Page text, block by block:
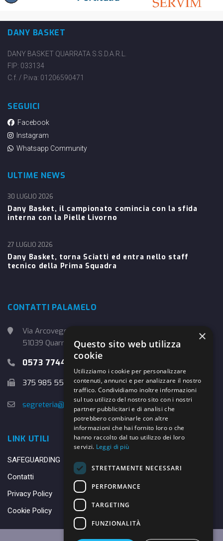
DANY BASKET
DANY BASKET QUARRATA S.S.D.A.R.L.
FIP: 033134
C.f. / P.iva: 01206590471
SEGUICI
Facebook
Instagram
Whatsapp Community
ULTIME NEWS
Dany Basket, il campionato comincia con la sfida
interna con la Pielle Livorno
30 LUGLIO 2026
Dany Basket, torna Sciatti ed entra nello staff
tecnico della Prima Squadra
27 LUGLIO 2026
CONTATTI PALAMELO
Via Arcoveggio, 4
51039 Quarrata (PT)
0573 774457
375 985 5526
segreteria@danybasket.it
LINK UTILI
SAFEGUARDING
Contatti
Privacy Policy
Cookie Policy
×
Questo sito web utilizza
cookie
Utilizziamo i cookie per personalizzare
contenuti, annunci e per analizzare il nostro
traffico. Condividiamo inoltre informazioni
sul tuo utilizzo del nostro sito con i nostri
partner pubblicitari e di analisi che
potrebbero combinarle con altre
informazioni che hai fornito loro o che
hanno raccolto dal tuo utilizzo dei loro
servizi. Leggi di più
STRETTAMENTE NECESSARI
PERFORMANCE
TARGETING
FUNZIONALITÀ